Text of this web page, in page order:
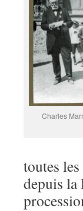
Charles
toutes
depuis la